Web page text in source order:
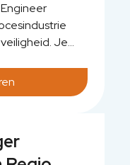
Je
op
Je werkt